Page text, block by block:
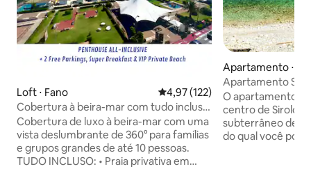
Loft ⋅ Fano 4,97 de uma avaliação média de
4,97 (122)
Cobertura à beira-mar com tudo incluso
para famílias
Cobertura de luxo à beira-mar com uma
vista deslumbrante de 360° para famílias
e grupos grandes de até 10 pessoas.
TUDO INCLUSO: • Praia privativa em
Apartamento ⋅
Apartamento
2017
O apartamento
centro de Sirolo,
subterrâneo de
do qual você